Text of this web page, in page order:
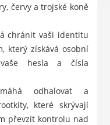
červy a trojské koně
chránit vaši identitu
který získává osobní
hesla a čísla
odhalovat a
které skrývají
převzít kontrolu nad